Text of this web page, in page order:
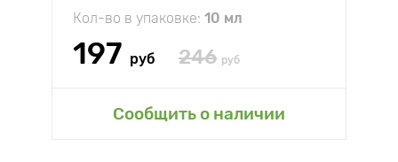
Кол-во в упаковке: 10 мл
197 руб 246 руб
Сообщить о наличии